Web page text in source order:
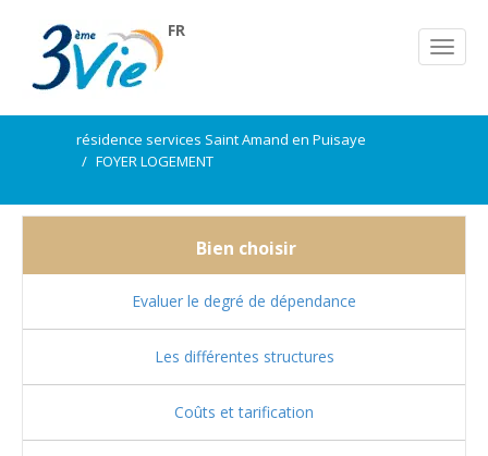
FR
résidence services Saint Amand en Puisaye
FOYER LOGEMENT
Bien choisir
Evaluer le degré de dépendance
Les différentes structures
Coûts et tarification